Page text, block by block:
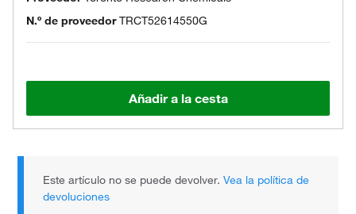
N.º de proveedor TRCT52614550G
Añadir a la cesta
Este artículo no se puede devolver.Vea la política de
devoluciones